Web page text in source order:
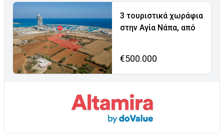
3 τουριστικά χωράφια
στην Αγία Νάπα, από
€500.000